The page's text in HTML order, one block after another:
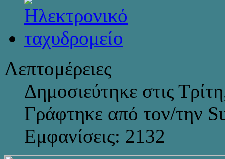
Λεπτομέρειες
Δημοσιεύτηκε στις
Γράφτηκε από τον/την
Εμφανίσεις: 2132